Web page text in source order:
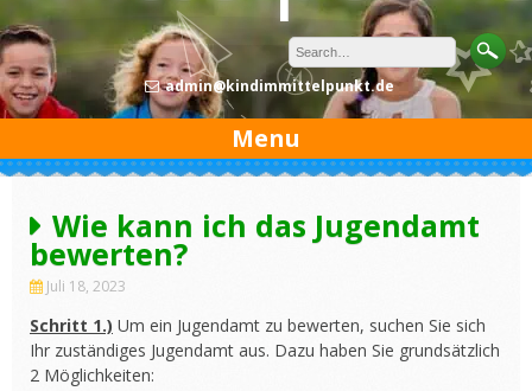
admin@kindimmittelpunkt.de
Menu
Wie kann ich das Jugendamt
bewerten?
Juli 18, 2023
Schritt 1.) Um ein Jugendamt zu bewerten, suchen Sie sich
Ihr zuständiges Jugendamt aus. Dazu haben Sie grundsätzlich
2 Möglichkeiten: